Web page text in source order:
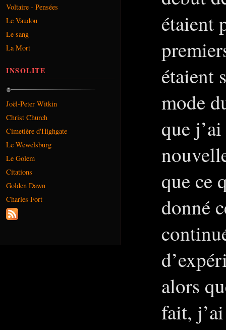
Voltaire - Pensées
Le Vaudou
Le sang
La Mort
INSOLITE
Joël-Peter Witkin
Christ Church
Cimetière d'Highgate
Le Wewelsburg
Le Golem
Citations
Golden Dawn
Charles Fort
étaient
étaient
mode
que
que ce
donné
alors
fait,